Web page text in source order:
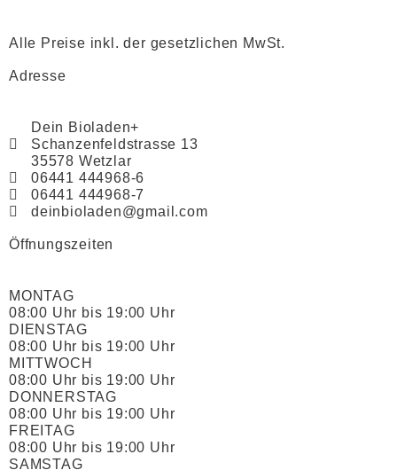
Alle Preise inkl. der gesetzlichen MwSt.
Adresse
Dein Bioladen+
Schanzenfeldstrasse 13
35578 Wetzlar
06441 444968-6
06441 444968-7
deinbioladen@gmail.com
Öffnungszeiten
MONTAG
08:00 Uhr bis 19:00 Uhr
DIENSTAG
08:00 Uhr bis 19:00 Uhr
MITTWOCH
08:00 Uhr bis 19:00 Uhr
DONNERSTAG
08:00 Uhr bis 19:00 Uhr
FREITAG
08:00 Uhr bis 19:00 Uhr
SAMSTAG